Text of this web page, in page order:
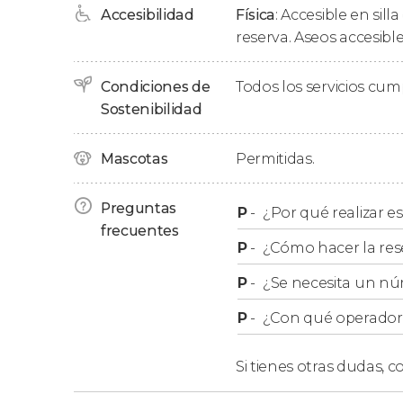
A pocos pasos se encuentra elPuente de
exteriores apreciaremos los detalles de su
de la Humanidad.
Además, contemplaremos las
secciones. ¿Sabíais que llegó a tener 120
Zaragoza en el centro de la ciudad.
¿Qué monumentos de
no accederemos al interior de
Accesibilidad Física: Accesible en
reserva. Aseos
Condiciones de
Sostenibilidad
Todos los servicios
Mascotas Permitidas.
Preguntas
frecuentes
P- ¿Por qué realizar
P- ¿Cómo hacer la
P- ¿Se necesita un
P- ¿Con qué
Si tienes otras dudas,